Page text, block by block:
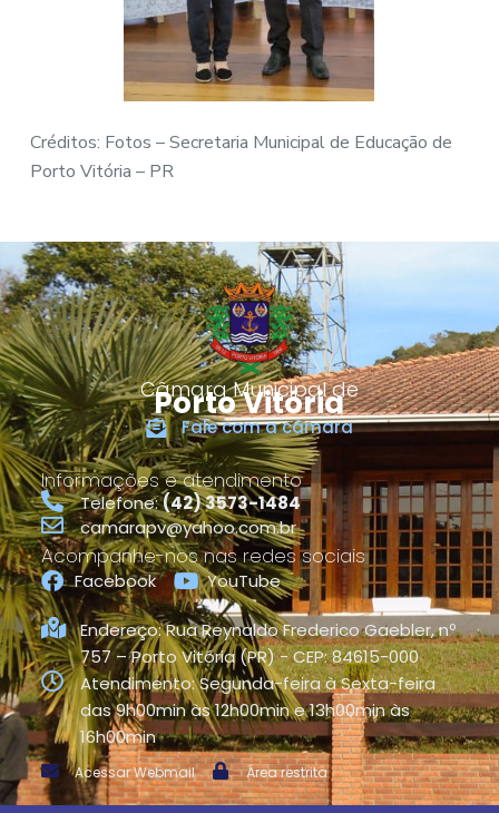
Créditos: Fotos – Secretaria Municipal de Educação de
Porto Vitória – PR
Câmara Municipal de
Porto Vitória
Fale com a câmara
Informações e atendimento
Telefone:(42) 3573-1484
camarapv@yahoo.com.br
Acompanhe-nos nas redes sociais
Facebook YouTube
Endereço: Rua Reynaldo Frederico Gaebler, nº
757 – Porto Vitória (PR) - CEP: 84615-000
Atendimento: Segunda-feira à Sexta-feira
das 9h00min às 12h00min e 13h00min às
16h00min
Acessar Webmail Área restrita